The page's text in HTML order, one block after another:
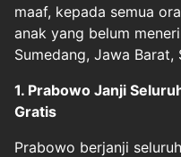
maaf, kepada semua
anak yang belum
Sumedang, Jawa
1. Prabowo Janji
Gratis
Prabowo berjanji